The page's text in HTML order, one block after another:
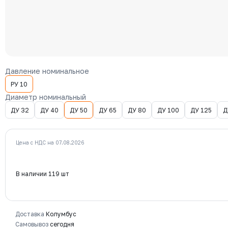
Давление номинальное
РУ 10
Диаметр номинальный
ДУ 32 ДУ 40 ДУ 50 ДУ 65 ДУ 80 ДУ 100 ДУ 125
Цена с НДС на 07.08.2026
В наличии 119 шт
Доставка Колумбус
Самовывоз сегодня